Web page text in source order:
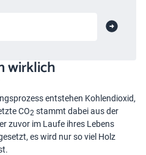
wirklich
entstehen Kohlendioxid,
CO2 stammt dabei aus der
zuvor im Laufe ihres Lebens
es wird nur so viel Holz